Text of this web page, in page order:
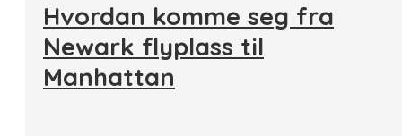
Hvordan komme seg fra
Newark flyplass til
Manhattan